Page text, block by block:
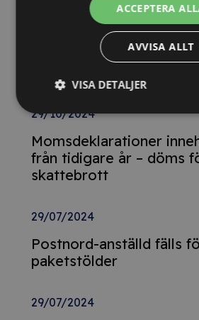
Detta innebär
29/10/2024
Momsdeklarationer
från tidigare år – döms
skattebrott
29/07/2024
Postnord-anställd fälls
paketstölder
29/07/2024
ACCEPTERA
AVVISA ALLT
VISA DETALJER